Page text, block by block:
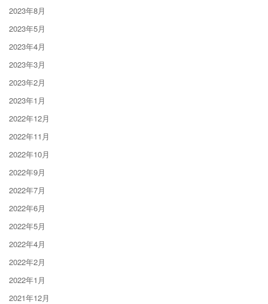
2023年8月
2023年5月
2023年4月
2023年3月
2023年2月
2023年1月
2022年12月
2022年11月
2022年10月
2022年9月
2022年7月
2022年6月
2022年5月
2022年4月
2022年2月
2022年1月
2021年12月